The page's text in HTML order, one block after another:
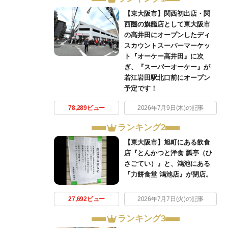
【東大阪市】関西初出店・関
西圏の旗艦店として東大阪市
の高井田にオープンしたディ
スカウントスーパーマーケッ
ト『オーケー高井田』に次
ぎ、『スーパーオーケー』が
若江岩田駅北口前にオープン
予定です！
78,289ビュー 2026年7月9日(木)の記事
ランキング2
【東大阪市】旭町にある飲食
店『とんかつと洋食 瓢亭（ひ
さごてい）』と、鴻池にある
『力餅食堂 鴻池店』が閉店。
27,692ビュー 2026年7月7日(火)の記事
ランキング3